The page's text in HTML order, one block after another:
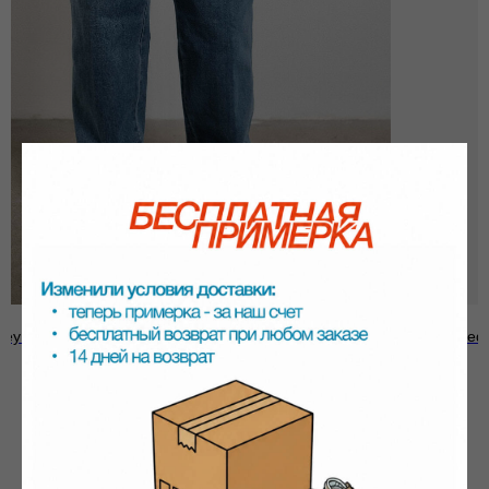
Easy Denim Pant LIGHT INDIGO
Брюки